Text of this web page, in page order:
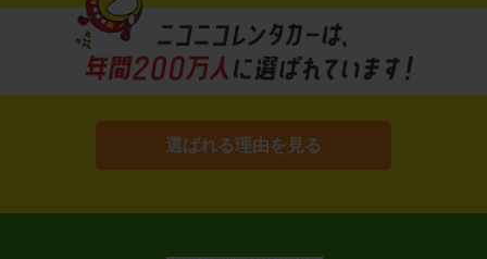
選ばれる理由を見る